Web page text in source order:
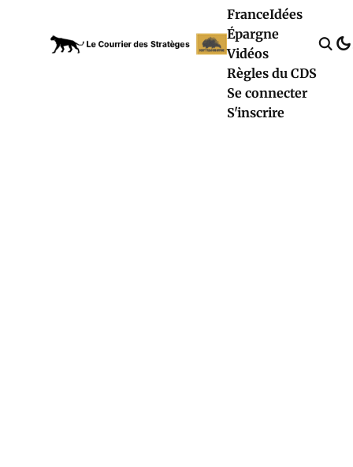
FranceIdées
Épargne
Vidéos
Règles du CDS
Se connecter
S'inscrire